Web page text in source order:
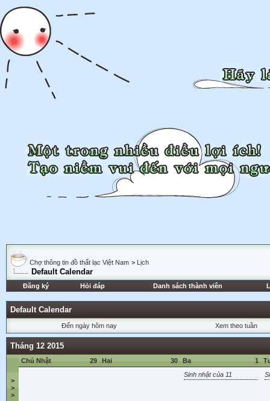
Chợ thông tin đồ thất lạc Việt Nam > Lịch
Default Calendar
Đăng ký Hỏi đáp Danh sách thành viên
Default Calendar
Đến ngày hôm nay Xem theo tuần
Tháng 12 2015
>
>
>
29
Chủ Nhật 30
Hai 1
Ba
Sinh nhật của 11